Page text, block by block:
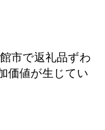
市で返礼品ずわ
価値が生じてい